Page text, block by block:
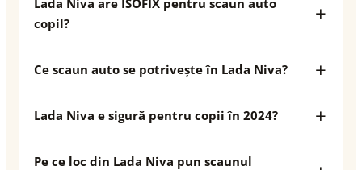
Lada Niva are ISOFIX pentru scaun auto
copil?
Ce scaun auto se potrivește în Lada Niva?
Lada Niva e sigură pentru copii în 2024?
Pe ce loc din Lada Niva pun scaunul